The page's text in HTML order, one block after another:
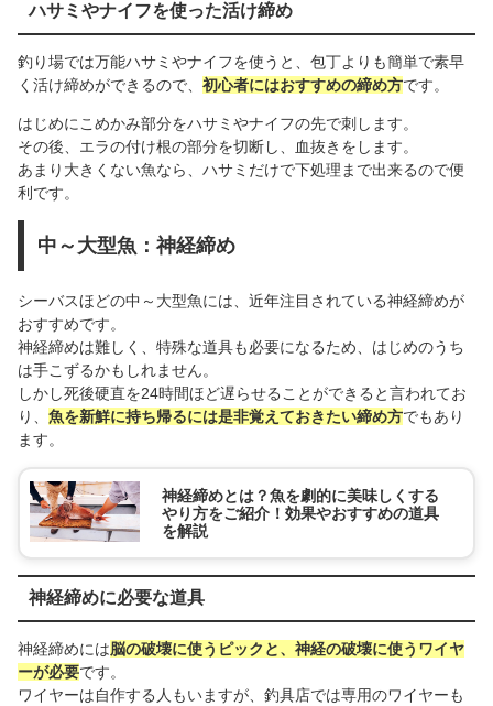
ハサミやナイフを使った活け締め
釣り場では万能ハサミやナイフを使うと、包丁よりも簡単で素早
く活け締めができるので、 初心者にはおすすめの締め方です。
はじめにこめかみ部分をハサミやナイフの先で刺します。
その後、エラの付け根の部分を切断し、血抜きをします。
あまり大きくない魚なら、ハサミだけで下処理まで出来るので便
利です。
中～大型魚：神経締め
シーバスほどの中～大型魚には、近年注目されている神経締めが
おすすめです。
神経締めは難しく、特殊な道具も必要になるため、はじめのうち
は手こずるかもしれません。
しかし死後硬直を24時間ほど遅らせることができると言われてお
り、 魚を新鮮に持ち帰るには是非覚えておきたい締め方でもあり
ます。
神経締めとは？魚を劇的に美味しくする
やり方をご紹介！効果やおすすめの道具
を解説
神経締めに必要な道具
神経締めには脳の破壊に使うピックと、神経の破壊に使うワイヤ
ーが必要です。
ワイヤーは自作する人もいますが、釣具店では専用のワイヤーも